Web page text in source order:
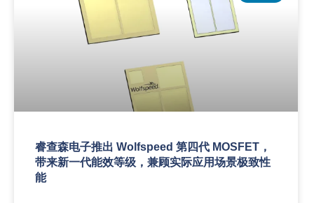
睿查森电子推出 Wolfspeed 第四代 MOSFET，
带来新一代能效等级，兼顾实际应用场景极致性
能